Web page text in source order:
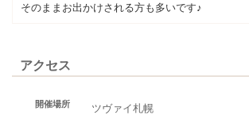
そのままお出かけされる方も多いです♪
アクセス
開催場所
ツヴァイ札幌